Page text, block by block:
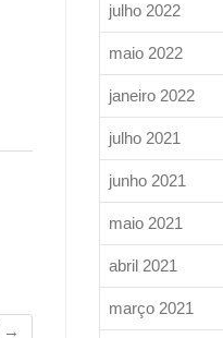
→
julho 2022
maio 2022
janeiro 2022
julho 2021
junho 2021
maio 2021
abril 2021
março 2021